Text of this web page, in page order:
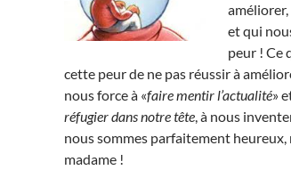
et qui
peur ! Ce
cette peur de ne pas réussir à
nous force à «faire mentir l’actualité»
réfugier dans notre tête, à nous
nous sommes parfaitement
madame !